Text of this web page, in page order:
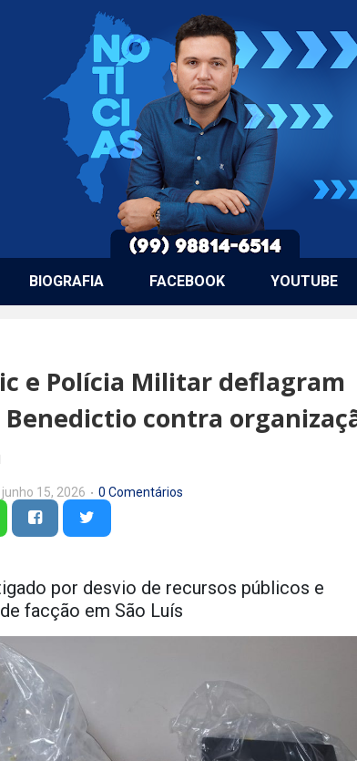
BIOGRAFIA FACEBOOK YOUTUBE
e Polícia Militar deflagram
Benedictio contra
junho 15, 2026 0 Comentários
por desvio de recursos públicos e
facção em São Luís